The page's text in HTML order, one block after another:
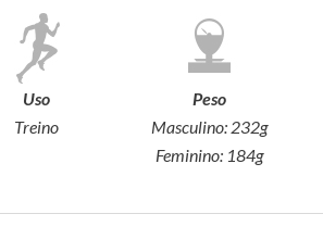
Uso
Treino
Peso
Masculino: 232g
Feminino: 184g